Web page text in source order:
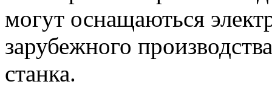
могут оснащаються
зарубежного
станка.